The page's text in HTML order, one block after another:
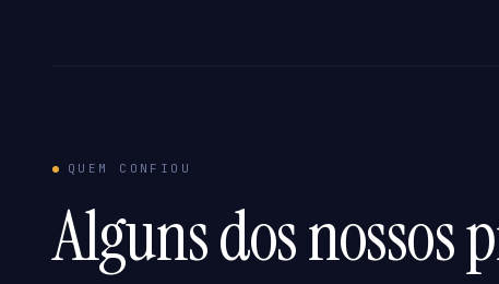
QUEM CONFIOU
Alguns dos nossos